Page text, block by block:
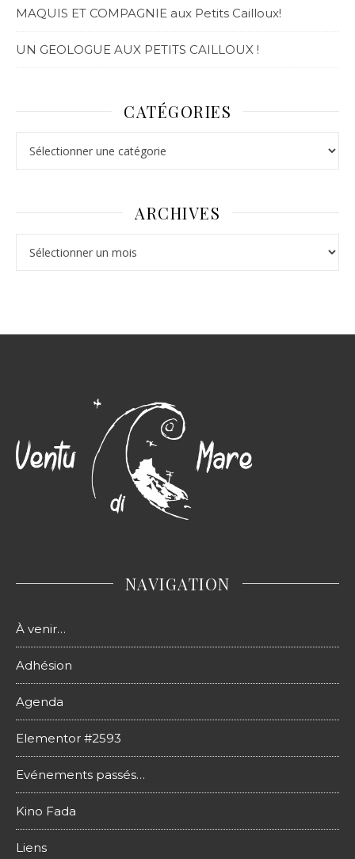
MAQUIS ET COMPAGNIE aux Petits Cailloux!
UN GEOLOGUE AUX PETITS CAILLOUX !
CATÉGORIES
ARCHIVES
NAVIGATION
À venir…
Adhésion
Agenda
Elementor #2593
Evénements passés…
Kino Fada
Liens